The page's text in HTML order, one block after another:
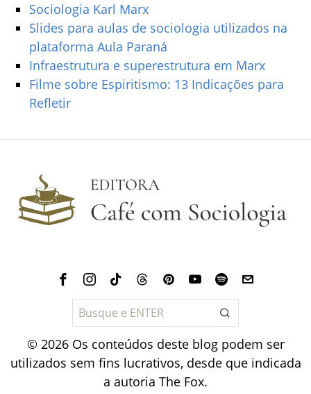
Sociologia Karl Marx
Slides para aulas de sociologia utilizados na
plataforma Aula Paraná
Infraestrutura e superestrutura em Marx
Filme sobre Espiritismo: 13 Indicações para
Refletir
© 2026Os conteúdos deste blog podem ser
utilizados sem fins lucrativos, desde que indicada
a autoria The Fox.